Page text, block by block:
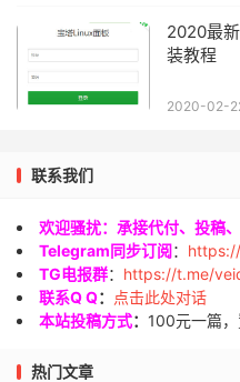
2020最
装教程
2020-02-
联系我们
欢迎骚扰：承接代付、投稿、
Telegram同步订阅：
TG电报群： https://t.me/
联系Q Q：
点击此处对话
本站投稿方式： 100元一篇，
热门文章